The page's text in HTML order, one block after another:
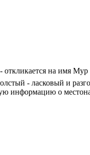
на имя Мур
- ласковый и
информацию о